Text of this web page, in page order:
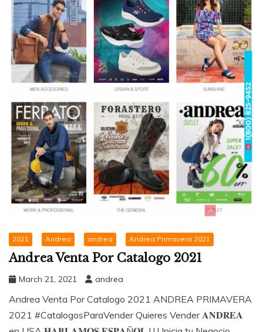
2021 Andrea andrea Andrea Primavera 2021
Andrea Venta Por Catalogo 2021
March 21, 2021 andrea
Andrea Venta Por Catalogo 2021 ANDREA PRIMAVERA
2021 #CatalogosParaVender Quieres Vender 𝐀𝐍𝐃𝐑𝐄𝐀